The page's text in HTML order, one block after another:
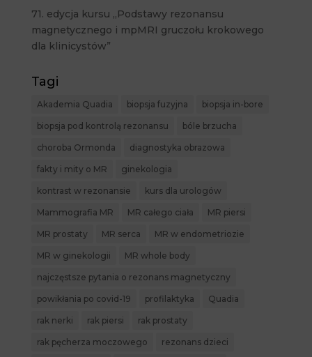
71. edycja kursu „Podstawy rezonansu
magnetycznego i mpMRI gruczołu krokowego
dla klinicystów”
Tagi
Akademia Quadia biopsja fuzyjna biopsja in-bore
biopsja pod kontrolą rezonansu bóle brzucha
choroba Ormonda diagnostyka obrazowa
fakty i mity o MR ginekologia
kontrast w rezonansie kurs dla urologów
Mammografia MR MR całego ciała MR piersi
MR prostaty MR serca MR w endometriozie
MR w ginekologii MR whole body
najczęstsze pytania o rezonans magnetyczny
powikłania po covid-19 profilaktyka Quadia
rak nerki rak piersi rak prostaty
rak pęcherza moczowego rezonans dzieci